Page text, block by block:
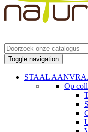
Toggle navigation
STAAL
Op